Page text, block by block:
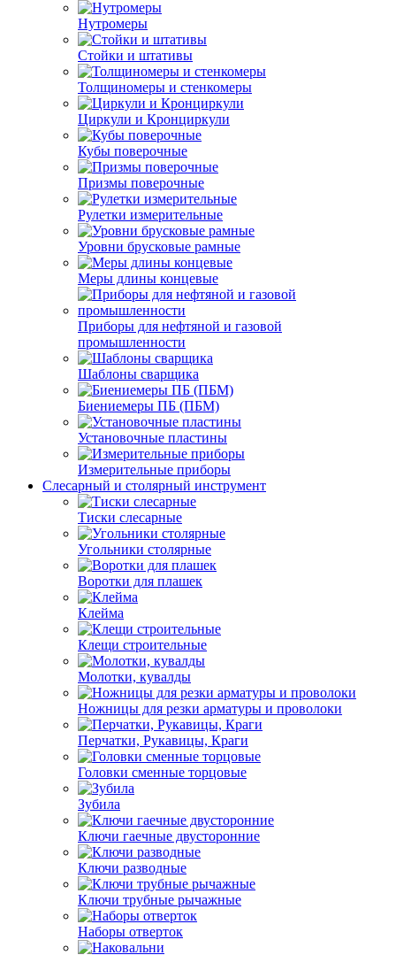
Нутромеры
Стойки и штативы
Толщиномеры и стенкомеры
Циркули и Кронциркули
Кубы поверочные
Призмы поверочные
Рулетки измерительные
Уровни брусковые рамные
Меры длины концевые
Приборы для нефтяной и газовой
промышленности
Шаблоны сварщика
Биениемеры ПБ (ПБМ)
Установочные пластины
Измерительные приборы
Слесарный и столярный инструмент
Тиски слесарные
Угольники столярные
Воротки для плашек
Клейма
Клещи строительные
Молотки, кувалды
Ножницы для резки арматуры и проволоки
Перчатки, Рукавицы, Краги
Головки сменные торцовые
Зубила
Ключи гаечные двусторонние
Ключи разводные
Ключи трубные рычажные
Наборы отверток